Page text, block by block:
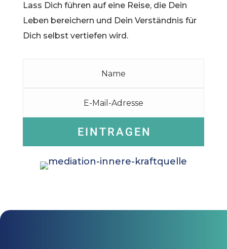
Lass Dich führen auf eine Reise, die Dein
Leben bereichern und Dein Verständnis für
Dich selbst vertiefen wird.
EINTRAGEN